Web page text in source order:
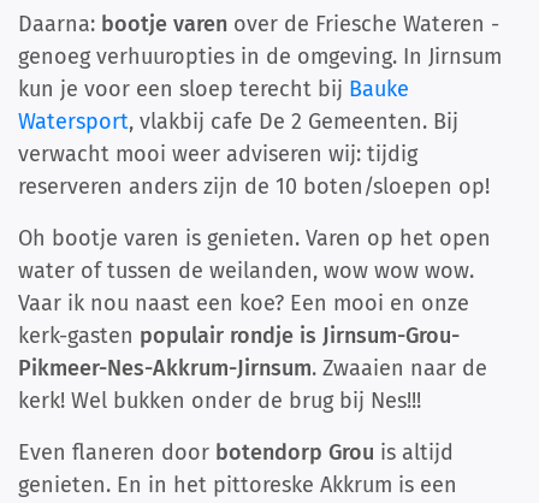
Daarna: bootje varen over de Friesche Wateren -
genoeg verhuuropties in de omgeving. In Jirnsum
kun je voor een sloep terecht bij Bauke
Watersport, vlakbij cafe De 2 Gemeenten. Bij
verwacht mooi weer adviseren wij: tijdig
reserveren anders zijn de 10 boten/sloepen op!
Oh bootje varen is genieten. Varen op het open
water of tussen de weilanden, wow wow wow.
Vaar ik nou naast een koe? Een mooi en onze
kerk-gasten populair rondje is Jirnsum-Grou-
Pikmeer-Nes-Akkrum-Jirnsum. Zwaaien naar de
kerk! Wel bukken onder de brug bij Nes!!!
Even flaneren door botendorp Grou is altijd
genieten. En in het pittoreske Akkrum is een